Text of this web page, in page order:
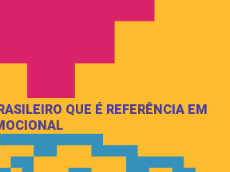
QUE É REFERÊNCIA EM